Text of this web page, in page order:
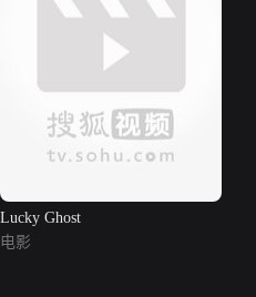
Lucky Ghost
电影